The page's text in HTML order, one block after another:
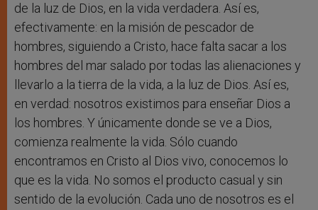
de la luz de Dios, en la vida verdadera. Así es,
efectivamente: en la misión de pescador de
hombres, siguiendo a Cristo, hace falta sacar a los
hombres del mar salado por todas las alienaciones y
llevarlo a la tierra de la vida, a la luz de Dios. Así es,
en verdad: nosotros existimos para enseñar Dios a
los hombres. Y únicamente donde se ve a Dios,
comienza realmente la vida. Sólo cuando
encontramos en Cristo al Dios vivo, conocemos lo
que es la vida. No somos el producto casual y sin
sentido de la evolución. Cada uno de nosotros es el